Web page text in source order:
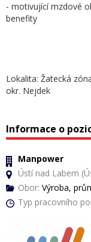
- motivující mzdové
benefity
Lokalita: Žatecká
okr. Nejdek
Informace o
Manpower
Ústí nad Labem
Obor: Výroba,
Typ pracovního